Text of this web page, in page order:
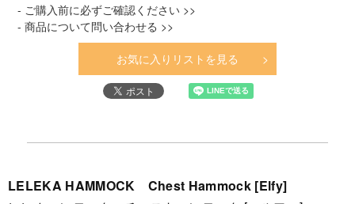
- ご購入前に必ずご確認ください >>
- 商品について問い合わせる >>
お気に入りリストを見る
LELEKA HAMMOCK Chest Hammock [Elfy]